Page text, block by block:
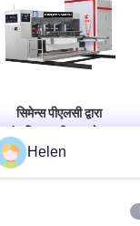
सिमेन्स पीएलसी द्वारा
डिब्बा मशीन नालीदार गत्ता
Helen